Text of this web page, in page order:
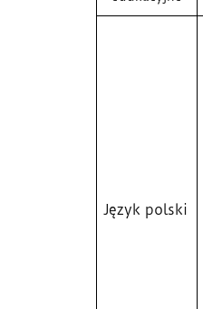
Język polski